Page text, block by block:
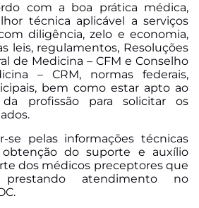
com a boa prática médica,
técnica aplicável a serviços
diligência, zelo e economia,
leis, regulamentos, Resoluções
de Medicina – CFM e Conselho
– CRM, normas federais,
bem como estar apto ao
profissão para solicitar os
se pelas informações técnicas
obtenção do suporte e auxílio
dos médicos preceptores que
atendimento no